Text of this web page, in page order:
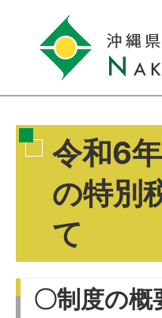
令和6
の特別
て
〇制度の概